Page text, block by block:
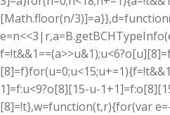
[Math.floor(n/
1]=f:u<9?o[8][15-u-
[8]=!t},w=function(t,r){for(var